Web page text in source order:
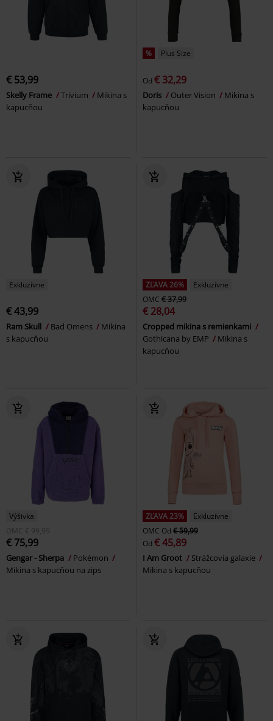
€ 53,99
Skelly Frame Trivium
Mikina s
kapucňou
% Plus Size
Od € 32,29
Doris Outer Vision
Mikina s
kapucňou
Exkluzívne
€ 43,99
Ram Skull Bad Omens
Mikina
s kapucňou
ZĽAVA 26%
Exkluzívne
OMC € 37,99
€ 28,04
Cropped mikina s remienkami
Gothicana by EMP
Mikina s
kapucňou
Výšivka
OMC € 99,99
€ 75,99
Gengar - Sherpa
Pokémon
Mikina s kapucňou na zips
ZĽAVA 23%
Exkluzívne
OMC Od € 59,99
Od € 45,89
I Am Groot
Strážcovia galaxie
Mikina s kapucňou